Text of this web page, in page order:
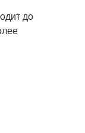
до